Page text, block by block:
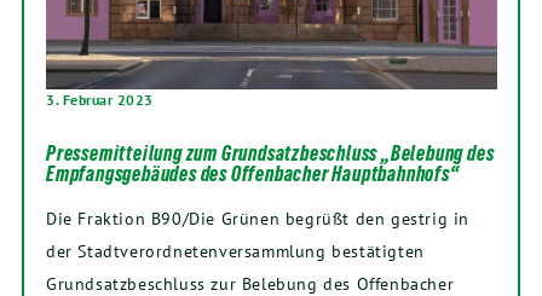
3. Februar 2023
Pressemitteilung zum Grundsatzbeschluss „Belebung des
Empfangsgebäudes des Offenbacher Hauptbahnhofs“
Die Fraktion B90/Die Grünen begrüßt den gestrig in
der Stadtverordnetenversammlung bestätigten
Grundsatzbeschluss zur Belebung des Offenbacher